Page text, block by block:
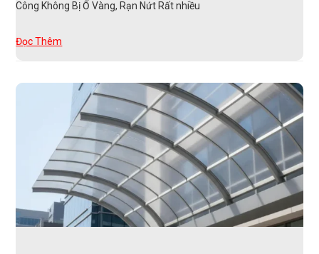
Công Không Bị Ố Vàng, Rạn Nứt Rất nhiều
Đọc Thêm